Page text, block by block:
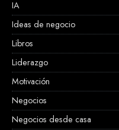
IA
Ideas de negocio
Libros
Liderazgo
Motivación
Negocios
Negocios desde casa